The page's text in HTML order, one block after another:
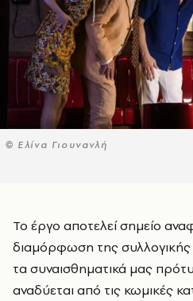
© Ελίνα Γιουνανλή
Το έργο αποτελεί σημείο αναφοράς για τη
διαμόρφωση της
τα συναισθηματικά μας
αναδύεται από τις κωμικές